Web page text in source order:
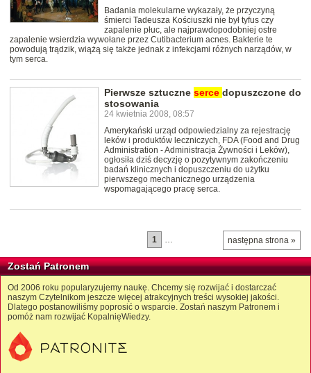
Badania molekularne wykazały, że przyczyną
śmierci Tadeusza Kościuszki nie był tyfus czy
zapalenie płuc, ale najprawdopodobniej ostre
zapalenie wsierdzia wywołane przez Cutibacterium acnes. Bakterie te
powodują trądzik, wiążą się także jednak z infekcjami różnych narządów, w
tym serca.
Pierwsze sztuczne serce dopuszczone do
stosowania
24 kwietnia 2008, 08:57
Amerykański urząd odpowiedzialny za rejestrację
leków i produktów leczniczych, FDA (Food and Drug
Administration - Administracja Żywności i Leków),
ogłosiła dziś decyzję o pozytywnym zakończeniu
badań klinicznych i dopuszczeniu do użytku
pierwszego mechanicznego urządzenia
wspomagającego pracę serca.
następna strona »
1 …
Zostań Patronem
Od 2006 roku popularyzujemy naukę. Chcemy się rozwijać i dostarczać
naszym Czytelnikom jeszcze więcej atrakcyjnych treści wysokiej jakości.
Dlatego postanowiliśmy poprosić o wsparcie. Zostań naszym Patronem i
pomóż nam rozwijać KopalnięWiedzy.